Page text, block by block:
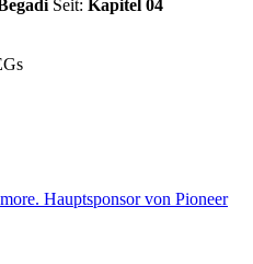
Seit: Kapitel 04